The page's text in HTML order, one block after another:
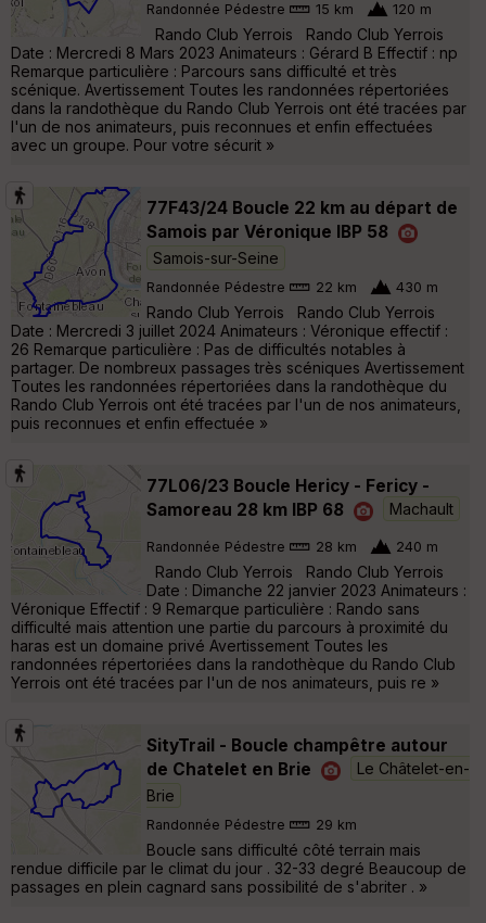
Randonnée Pédestre 15 km 120 m
Rando Club Yerrois Rando Club Yerrois
Date : Mercredi 8 Mars 2023 Animateurs : Gérard B Effectif : np
Remarque particulière : Parcours sans difficulté et très
scénique. Avertissement Toutes les randonnées répertoriées
dans la randothèque du Rando Club Yerrois ont été tracées par
l'un de nos animateurs, puis reconnues et enfin effectuées
avec un groupe. Pour votre sécurit »
77F43/24 Boucle 22 km au départ de
Samois par Véronique IBP 58
Samois-sur-Seine
Randonnée Pédestre 22 km 430 m
Rando Club Yerrois Rando Club Yerrois
Date : Mercredi 3 juillet 2024 Animateurs : Véronique effectif :
26 Remarque particulière : Pas de difficultés notables à
partager. De nombreux passages très scéniques Avertissement
Toutes les randonnées répertoriées dans la randothèque du
Rando Club Yerrois ont été tracées par l'un de nos animateurs,
puis reconnues et enfin effectuée »
77L06/23 Boucle Hericy - Fericy -
Samoreau 28 km IBP 68
Machault
Randonnée Pédestre 28 km 240 m
Rando Club Yerrois Rando Club Yerrois
Date : Dimanche 22 janvier 2023 Animateurs :
Véronique Effectif : 9 Remarque particulière : Rando sans
difficulté mais attention une partie du parcours à proximité du
haras est un domaine privé Avertissement Toutes les
randonnées répertoriées dans la randothèque du Rando Club
Yerrois ont été tracées par l'un de nos animateurs, puis re »
SityTrail - Boucle champêtre autour
de Chatelet en Brie
Le Châtelet-en-
Brie
Randonnée Pédestre 29 km
Boucle sans difficulté côté terrain mais
rendue difficile par le climat du jour . 32-33 degré Beaucoup de
passages en plein cagnard sans possibilité de s'abriter . »